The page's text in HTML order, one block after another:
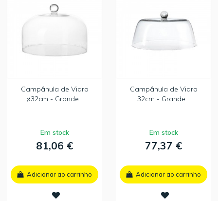
Campânula de Vidro
ø32cm - Grande...
Em stock
81,06 €
Adicionar ao carrinho
Campânula de Vidro
32cm - Grande...
Em stock
77,37 €
Adicionar ao carrinho